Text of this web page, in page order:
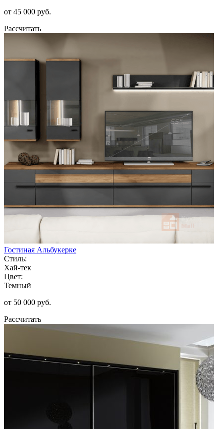
от 45 000 руб.
Рассчитать
Гостиная Альбукерке
Стиль:
Хай-тек
Цвет:
Темный
от 50 000 руб.
Рассчитать